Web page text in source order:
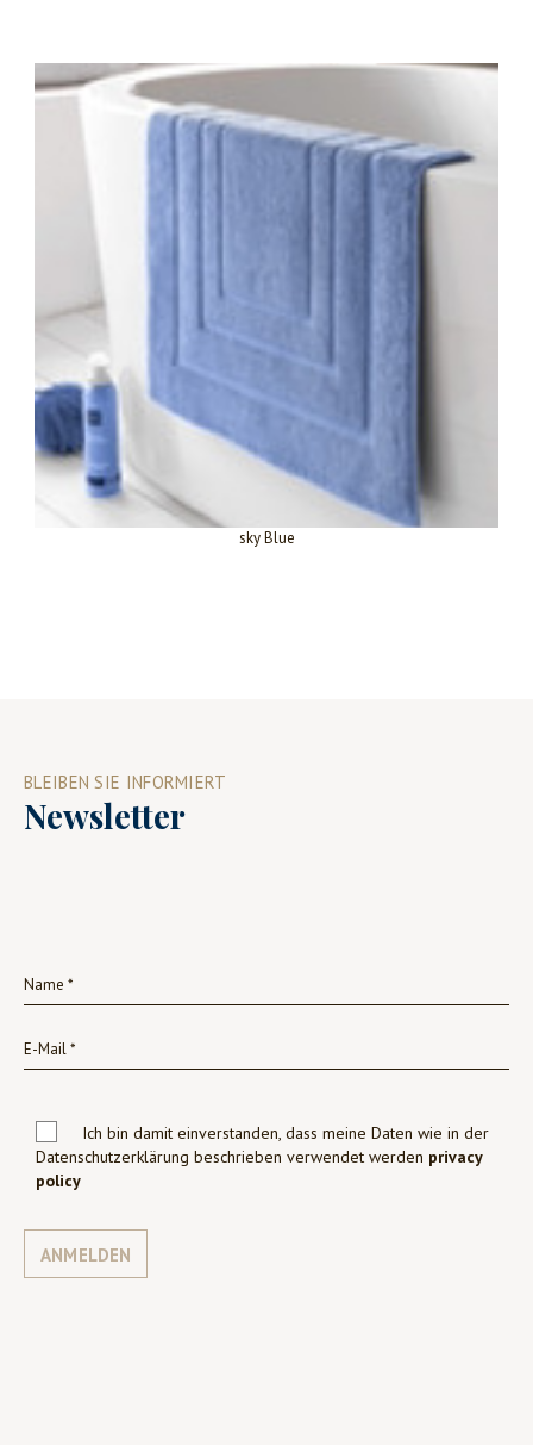
sky Blue
BLEIBEN SIE INFORMIERT
Newsletter
Ich bin damit einverstanden, dass meine Daten wie in der
Datenschutzerklärung beschrieben verwendet werden privacy
policy
ANMELDEN